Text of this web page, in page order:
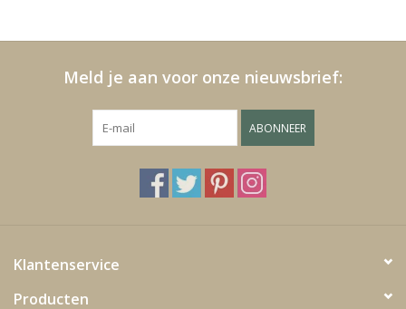
Meld je aan voor onze nieuwsbrief:
ABONNEER
Klantenservice
Producten